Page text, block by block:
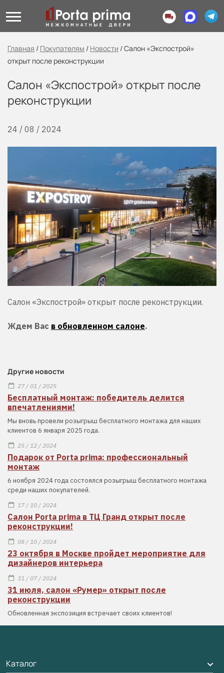
Главная / Покупателям / Новости /Салон «Экспострой»
открыт после реконструкции
Салон «Экспострой» открыт после
реконструкции
24 / 08 / 2024
Салон «Экспострой» открыт после реконструкции.
Ждем Вас в обновленном салоне.
Другие новости
27 / 01 / 2025
Бесплатный монтаж: победитель делится
впечатлениями!
Мы вновь провели розыгрыш бесплатного монтажа для наших
клиентов 6 января 2025 года.
25 / 12 / 2024
Подарок от Porta prima: профессиональный
монтаж
6 ноября 2024 года состоялся розыгрыш бесплатного монтажа
среди наших покупателей.
17 / 10 / 2024
Салон Porta prima в ТЦ Гранд открыт после
реконструкции!
08 / 10 / 2024
23 октября в Москве пройдет мероприятие для
дизайнеров интерьера
31 / 07 / 2024
31 июля, салон «Румер» открыт после
реконструкции
Обновленная экспозиция встречает своих клиентов!
Каталог